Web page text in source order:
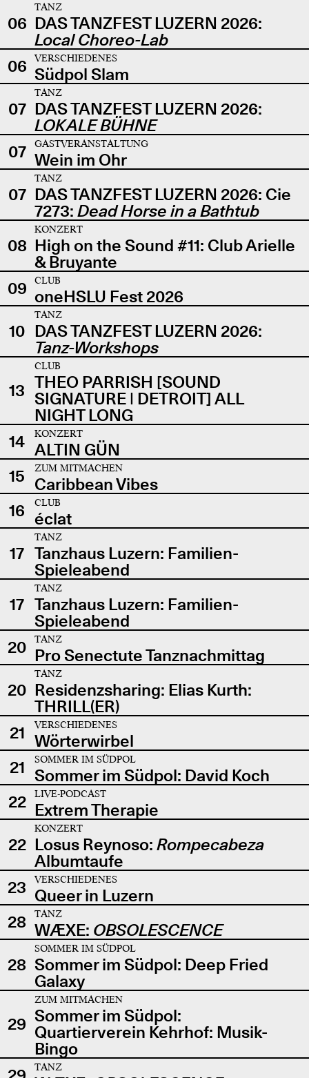
06
TANZ
DAS TANZFEST LUZERN 2026:
Local Choreo-Lab
06
VERSCHIEDENES
Südpol Slam
07
TANZ
DAS TANZFEST LUZERN 2026:
LOKALE BÜHNE
07
GASTVERANSTALTUNG
Wein im Ohr
07
TANZ
DAS TANZFEST LUZERN 2026: Cie
7273: Dead Horse in a Bathtub
08
KONZERT
High on the Sound #11: Club Arielle
& Bruyante
09
CLUB
oneHSLU Fest 2026
10
TANZ
DAS TANZFEST LUZERN 2026:
Tanz-Workshops
13
CLUB
THEO PARRISH [SOUND
SIGNATURE | DETROIT] ALL
NIGHT LONG
14
KONZERT
ALTIN GÜN
15
ZUM MITMACHEN
Caribbean Vibes
16
CLUB
éclat
17
TANZ
Tanzhaus Luzern: Familien-
Spieleabend
17
TANZ
Tanzhaus Luzern: Familien-
Spieleabend
20
TANZ
Pro Senectute Tanznachmittag
20
TANZ
Residenzsharing: Elias Kurth:
THRILL(ER)
21
VERSCHIEDENES
Wörterwirbel
21
SOMMER IM SÜDPOL
Sommer im Südpol: David Koch
22
LIVE-PODCAST
Extrem Therapie
22
KONZERT
Losus Reynoso: Rompecabeza
Albumtaufe
23
VERSCHIEDENES
Queer in Luzern
28
TANZ
WÆXE: OBSOLESCENCE
28
SOMMER IM SÜDPOL
Sommer im Südpol: Deep Fried
Galaxy
29
ZUM MITMACHEN
Sommer im Südpol:
Quartierverein Kehrhof: Musik-
Bingo
TANZ